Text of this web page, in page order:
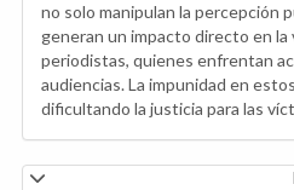
no solo manipulan la percepción
generan un impacto directo en la
periodistas, quienes enfrentan
audiencias. La impunidad en
dificultando la justicia para las